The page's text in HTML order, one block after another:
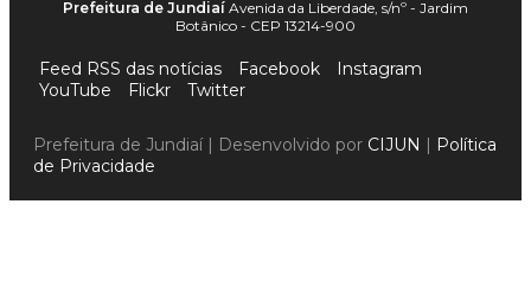
Prefeitura de Jundiaí Avenida da Liberdade, s/nº - Jardim
Botânico - CEP 13214-900
Feed RSS das notícias Facebook
Instagram
YouTube
Flickr Twitter
Prefeitura de Jundiaí | Desenvolvido por CIJUN | Política
de Privacidade